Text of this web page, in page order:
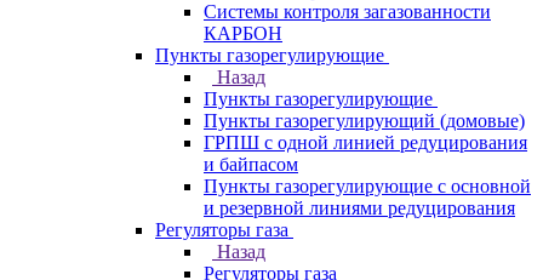
Системы контроля загазованности
КАРБОН
Пункты газорегулирующие
Назад
Пункты газорегулирующие
Пункты газорегулирующий (домовые)
ГРПШ с одной линией редуцирования
и байпасом
Пункты газорегулирующие с основной
и резервной линиями редуцирования
Регуляторы газа
Назад
Регуляторы газа